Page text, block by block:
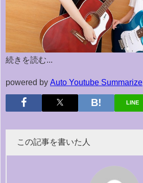
続きを読む...
powered by Auto Youtube Summarize
LINE
この記事を書いた人